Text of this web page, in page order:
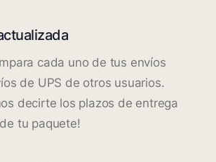
cada uno de tus envíos
de UPS de otros usuarios.
decirte los plazos de entrega
tu paquete!